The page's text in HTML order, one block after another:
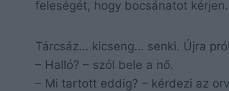
feleségét, hogy bocsánatot kérjen.
Tárcsáz… kicseng… senki. Újra
– Halló? – szól bele a nő.
– Mi tartott eddig? – kérdezi az